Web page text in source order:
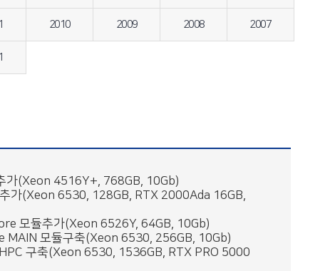
2010 2009 2008 2007
가(Xeon 4516Y+, 768GB, 10Gb)
가(Xeon 6530, 128GB, RTX 2000Ada 16GB,
모듈추가(Xeon 6526Y, 64GB, 10Gb)
모듈구축(Xeon 6530, 256GB, 10Gb)
구축(Xeon 6530, 1536GB, RTX PRO 5000